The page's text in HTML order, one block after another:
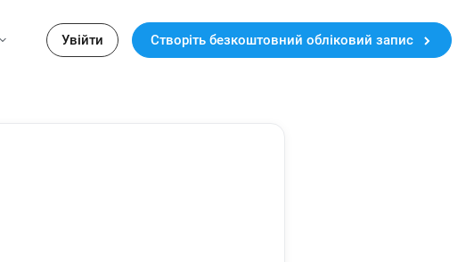
Увійти Створіть безкоштовний обліковий запис